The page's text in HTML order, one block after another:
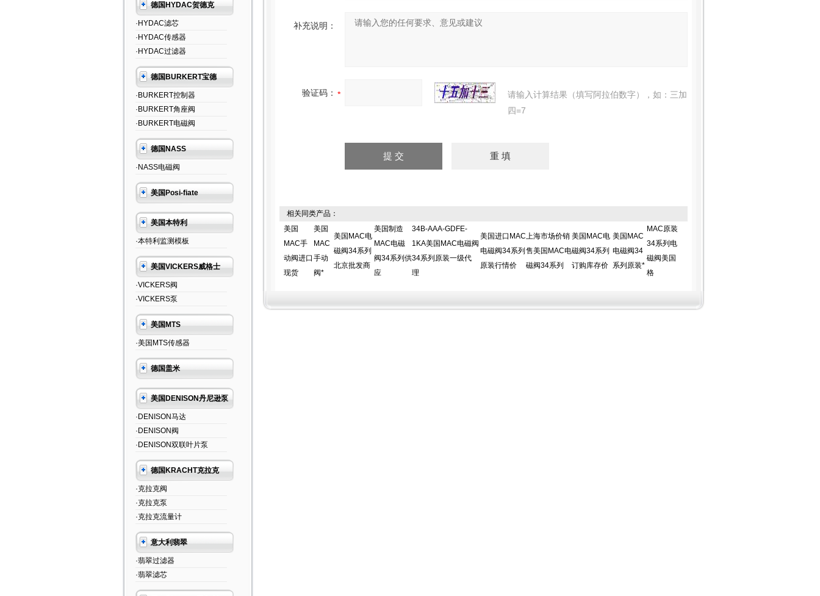
德国HYDAC贺德克
·HYDAC滤芯
·HYDAC传感器
·HYDAC过滤器
德国BURKERT宝德
·BURKERT控制器
·BURKERT角座阀
·BURKERT电磁阀
德国NASS
·NASS电磁阀
美国Posi-fiate
美国本特利
·本特利监测模板
美国VICKERS威格士
·VICKERS阀
·VICKERS泵
美国MTS
·美国MTS传感器
德国盖米
美国DENISON丹尼逊泵
·DENISON马达
·DENISON阀
·DENISON双联叶片泵
德国KRACHT克拉克
·克拉克阀
·克拉克泵
·克拉克流量计
意大利翡翠
·翡翠过滤器
·翡翠滤芯
补充说明：
验证码：
请输入计算结果（填写阿拉伯数字），如：三加
四=7
相关同类产品：
美国
MAC手
动阀进口
现货
美国
MAC
手动
阀*
美国MAC电
磁阀34系列
北京批发商
美国制造
MAC电磁
阀34系列供
应
34B-AAA-GDFE-
1KA美国MAC电磁阀
34系列原装一级代
理
美国进口MAC
电磁阀34系列
原装行情价
上海市场价销
售美国MAC电
磁阀34系列
美国MAC电
磁阀34系列
订购库存价
美国MAC
电磁阀34
系列原装*
MAC原装
34系列电
磁阀美国
格